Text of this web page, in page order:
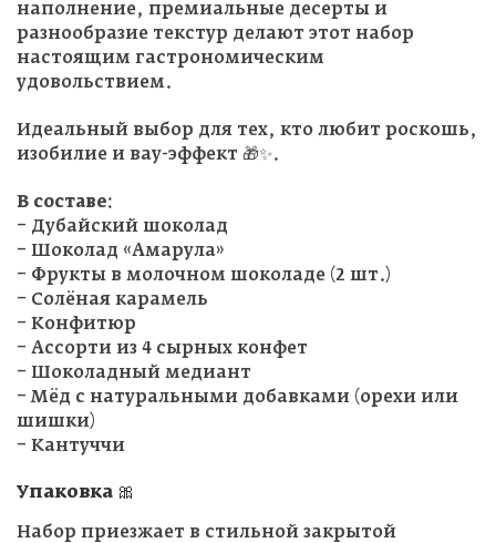
наполнение, премиальные десерты и
разнообразие текстур делают этот набор
настоящим гастрономическим
удовольствием.
Идеальный выбор для тех, кто любит роскошь,
изобилие и вау-эффект 🎁✨.
В составе:
– Дубайский шоколад
– Шоколад «Амарула»
– Фрукты в молочном шоколаде (2 шт.)
– Солёная карамель
– Конфитюр
– Ассорти из 4 сырных конфет
– Шоколадный медиант
– Мёд с натуральными добавками (орехи или
шишки)
– Кантуччи
Упаковка 🎀
Набор приезжает в стильной закрытой